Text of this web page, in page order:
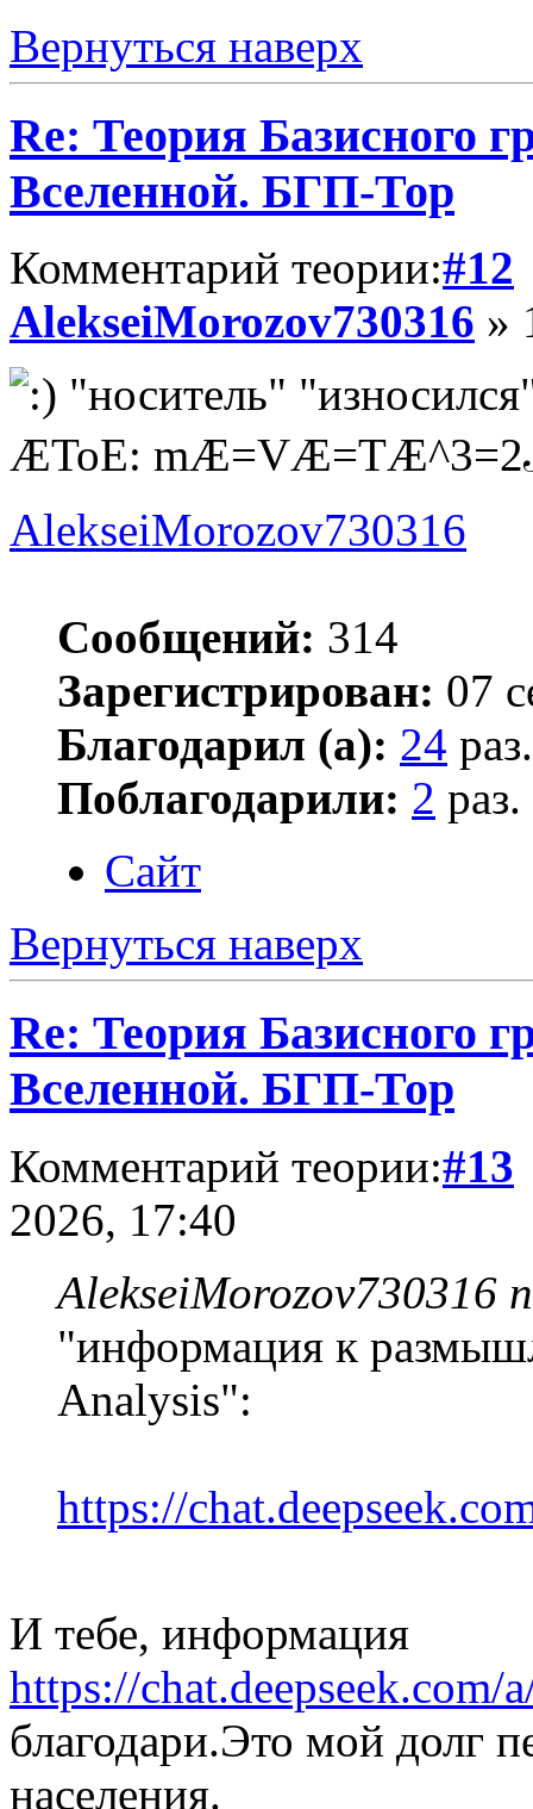
Вернуться наверх
Re: Теория Базисного
Вселенной. БГП-Тор
Комментарий теории:#12
AlekseiMorozov730316 »
"носитель"
ÆToE:
AlekseiMorozov730316
Сообщений: 314
Зарегистрирован: 07
Благодарил (а): 24 раз.
Поблагодарили: 2 раз.
Сайт
Вернуться наверх
Re: Теория Базисного
Вселенной. БГП-Тор
Комментарий теории:#13
2026, 17:40
AlekseiMorozov730316
"информация к
Analysis":
https://
И тебе, информация
https://chat.deepseek.com/
благодари.Это мой долг
населения.